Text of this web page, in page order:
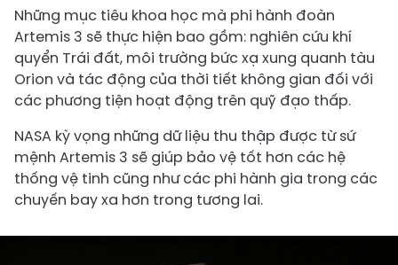
Những mục tiêu khoa học mà phi hành đoàn
Artemis 3 sẽ thực hiện bao gồm: nghiên cứu khí
quyển Trái đất, môi trường bức xạ xung quanh tàu
Orion và tác động của thời tiết không gian đối với
các phương tiện hoạt động trên quỹ đạo thấp.
NASA kỳ vọng những dữ liệu thu thập được từ sứ
mệnh Artemis 3 sẽ giúp bảo vệ tốt hơn các hệ
thống vệ tinh cũng như các phi hành gia trong các
chuyến bay xa hơn trong tương lai.